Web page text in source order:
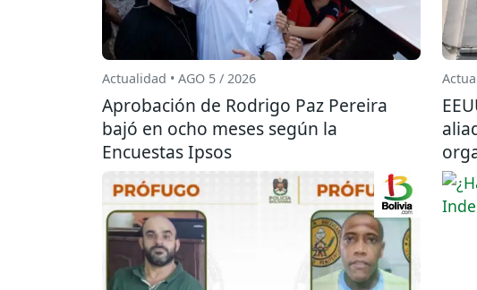
Actualidad • AGO 5 / 2026
Aprobación de Rodrigo Paz Pereira
bajó en ocho meses según la
Encuestas Ipsos